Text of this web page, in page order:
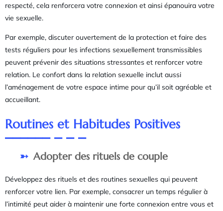
respecté, cela renforcera votre connexion et ainsi épanouira votre
vie sexuelle.
Par exemple, discuter ouvertement de la protection et faire des
tests réguliers pour les infections sexuellement transmissibles
peuvent prévenir des situations stressantes et renforcer votre
relation. Le confort dans la relation sexuelle inclut aussi
l’aménagement de votre espace intime pour qu’il soit agréable et
accueillant.
Routines et Habitudes Positives
Adopter des rituels de couple
Développez des rituels et des routines sexuelles qui peuvent
renforcer votre lien. Par exemple, consacrer un temps régulier à
l’intimité peut aider à maintenir une forte connexion entre vous et